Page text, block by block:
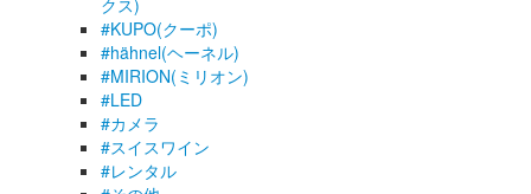
クス)
#KUPO(クーポ)
#hähnel(ヘーネル)
#MIRION(ミリオン)
#LED
#カメラ
#スイスワイン
#レンタル